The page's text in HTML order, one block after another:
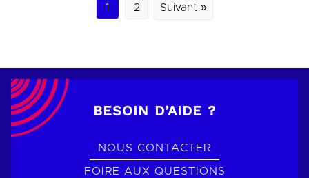
1 2 Suivant »
BESOIN D’AIDE ?
NOUS CONTACTER
FOIRE AUX QUESTIONS